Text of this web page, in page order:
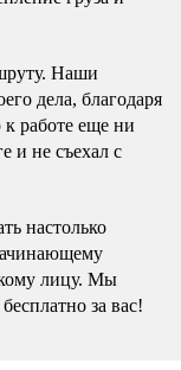
Наши
дела, благодаря
работе еще ни
и не съехал с
настолько
лицу. Мы
за вас!